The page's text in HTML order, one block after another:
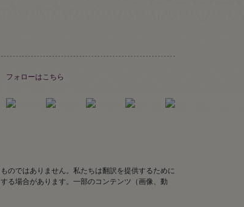
フォローはこちら
のではありません。私たちは翻訳を提供するために
る場合があります。一部のコンテンツ（画像、動